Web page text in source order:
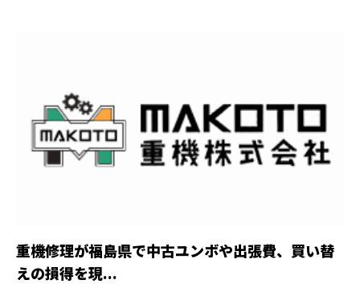
重機修理が福島県で中古ユンボや出張費、買い替
えの損得を現...